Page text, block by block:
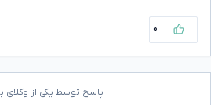
۰
پاسخ توسط یکی از وکلای